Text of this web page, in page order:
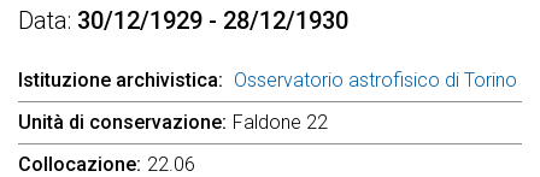
Data 30/12/1929 - 28/12/1930
Istituzione archivistica
Osservatorio astrofisico di Torino
Unità di conservazione Faldone 22
Collocazione 22.06